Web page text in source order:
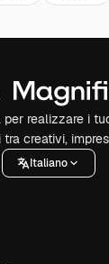
realizzare i
creativi,
Italiano